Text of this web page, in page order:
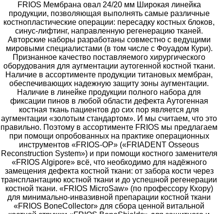
FRIOS Мембрана овал 24/20 мм Широкая линейка
продукции, позволяющая выполнять самые различные
костнопластические операции: пересадку костных блоков,
синус-лифтинг, направленную регенерацию тканей.
Авторские наборы разработаны совместно с ведущими
мировыми специалистами (в том числе с Фоуадом Кури).
Признанное качество поставляемого хирургического
оборудования для аугментации аутогенной костной ткани.
Наличие в ассортименте продукции титановых мембран,
обеспечивающих надежную защиту зоны аугментации.
Наличие в линейке продукции полного набора для
фиксации пинов в любой области дефекта Аутогенная
костная ткань пациентов до сих пор является для
аугментации «золотым стандартом». И мы считаем, что это
правильно. Поэтому в ассортименте FRIOS мы предлагаем
при помощи опробованных на практике операционных
инструментов «FRIOS-OP» («FRIADENT Osseous
Reconstruction System») и при помощи костного заменителя
«FRIOS Algipore» всё, что необходимо для надёжного
замещения дефекта костной ткани: от забора кости через
трансплантацию костной ткани и до успешной регенерации
костной ткани. «FRIOS MicroSaw» (по профессору Кхору)
для минимально-инвазивной препарации костной ткани
«FRIOS BoneCollector» для сбора ценной витальной